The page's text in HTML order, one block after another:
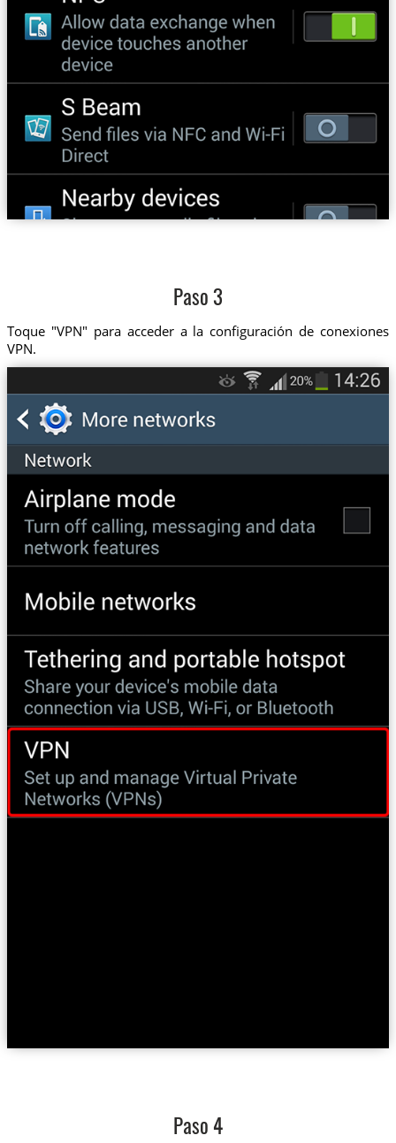
Paso 3
Toque "VPN" para acceder a la configuración de conexiones
VPN.
Paso 4